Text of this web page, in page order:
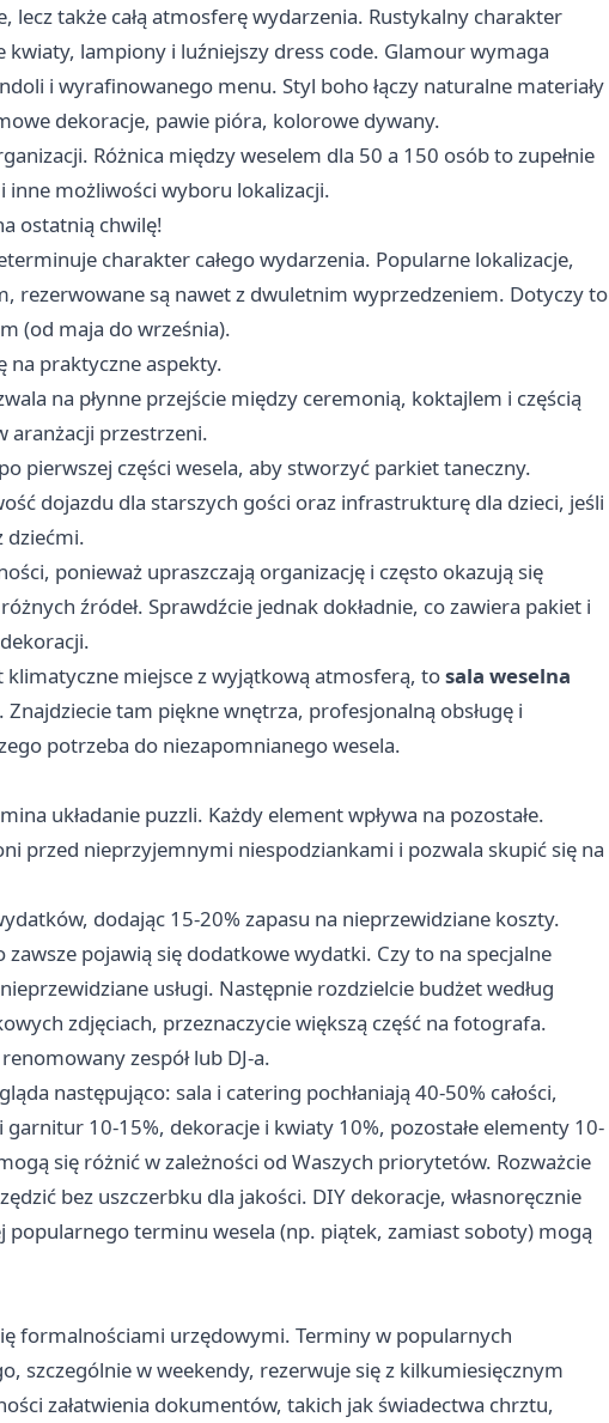
także całą atmosferę wydarzenia. Rustykalny charakter
lampiony i luźniejszy dress code. Glamour wymaga
i wyrafinowanego menu. Styl boho łączy naturalne materiały
dekoracje, pawie pióra, kolorowe dywany.
Różnica między weselem dla 50 a 150 osób to zupełnie
inne możliwości wyboru lokalizacji.
ostatnią chwilę!
charakter całego wydarzenia. Popularne lokalizacje,
rezerwowane są nawet z dwuletnim wyprzedzeniem. Dotyczy to
(od maja do września).
na praktyczne aspekty.
na płynne przejście między ceremonią, koktajlem i częścią
aranżacji przestrzeni.
pierwszej części wesela, aby stworzyć parkiet taneczny.
dojazdu dla starszych gości oraz infrastrukturę dla dzieci, jeśli
dziećmi.
ponieważ upraszczają organizację i często okazują się
źródeł. Sprawdźcie jednak dokładnie, co zawiera pakiet i
miejsce z wyjątkową atmosferą, tosala weselna
tam piękne wnętrza, profesjonalną obsługę i
potrzeba do niezapomnianego wesela.
układanie puzzli. Każdy element wpływa na pozostałe.
przed nieprzyjemnymi niespodziankami i pozwala skupić się na
dodając 15-20% zapasu na nieprzewidziane koszty.
pojawią się dodatkowe wydatki. Czy to na specjalne
usługi. Następnie rozdzielcie budżet według
zdjęciach, przeznaczycie większą część na fotografa.
zespół lub DJ-a.
następująco: sala i catering pochłaniają 40-50% całości,
10-15%, dekoracje i kwiaty 10%, pozostałe elementy 10-
się różnić w zależności od Waszych priorytetów. Rozważcie
bez uszczerbku dla jakości. DIY dekoracje, własnoręcznie
terminu wesela (np. piątek, zamiast soboty) mogą
formalnościami urzędowymi. Terminy w popularnych
szczególnie w weekendy, rezerwuje się z kilkumiesięcznym
załatwienia dokumentów, takich jak świadectwa chrztu,